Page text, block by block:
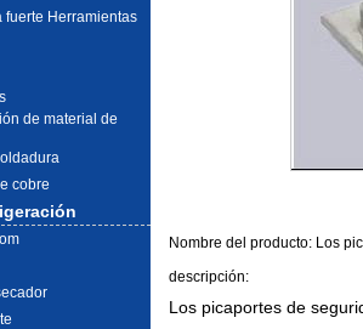
fuerte Herramientas
de material de
cobre
Nombre del producto: Los
descripción:
Los picaportes de